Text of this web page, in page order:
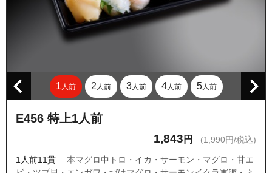
1人前 2 人前 3人前 4人前 5人前
E456 特上1人前
1,843 円 (1,990円/税込)
1人前11貫
本マグロ中トロ・イカ・サーモン・マグロ・甘エ